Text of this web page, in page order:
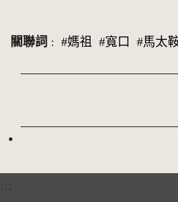
關聯詞 : #媽祖 #寬口 #馬太
:::